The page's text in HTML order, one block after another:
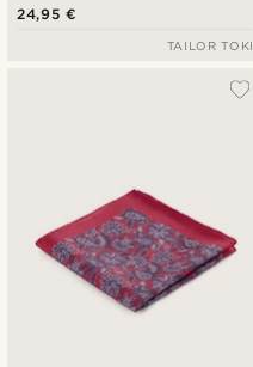
24,95 €
TAILOR TOKI